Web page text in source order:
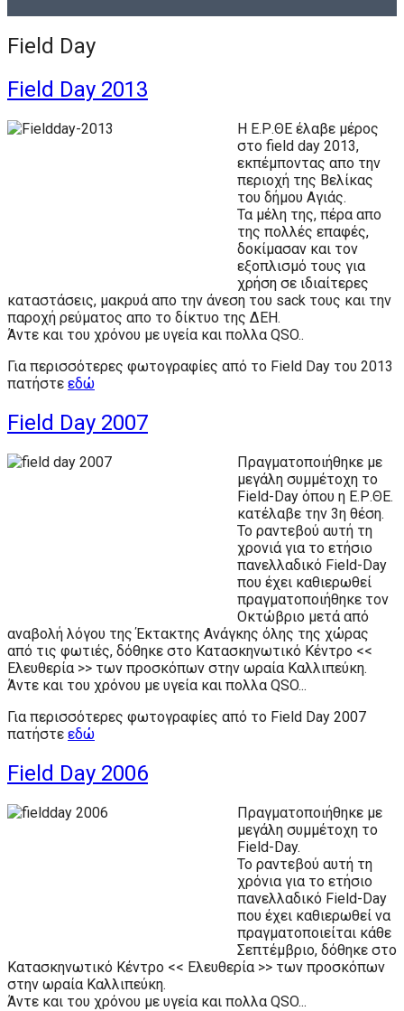
Field Day
Field Day 2013
Η Ε.Ρ.ΘΕ έλαβε μέρος
στο field day 2013,
εκπέμποντας απο την
περιοχή της Βελίκας
του δήμου Αγιάς.
Τα μέλη της, πέρα απο
της πολλές επαφές,
δοκίμασαν και τον
εξοπλισμό τους για
χρήση σε ιδιαίτερες
καταστάσεις, μακρυά απο την άνεση του sack τους και την
παροχή ρεύματος απο το δίκτυο της ΔΕΗ.
Άντε και του χρόνου με υγεία και πολλα QSO..
Για περισσότερες φωτογραφίες από το Field Day του 2013
πατήστε εδώ
Field Day 2007
Πραγματοποιήθηκε με
μεγάλη συμμέτοχη το
Field-Day όπου η Ε.Ρ.ΘΕ.
κατέλαβε την 3η θέση.
Το ραντεβού αυτή τη
χρονιά για το ετήσιο
πανελλαδικό Field-Day
που έχει καθιερωθεί
πραγματοποιήθηκε τον
Οκτώβριο μετά από
αναβολή λόγου της Έκτακτης Ανάγκης όλης της χώρας
από τις φωτιές, δόθηκε στο Κατασκηνωτικό Κέντρο <<
Ελευθερία >> των προσκόπων στην ωραία Καλλιπεύκη.
Άντε και του χρόνου με υγεία και πολλα QSO...
Για περισσότερες φωτογραφίες από το Field Day 2007
πατήστε εδώ
Field Day 2006
Πραγματοποιήθηκε με
μεγάλη συμμέτοχη το
Field-Day.
Το ραντεβού αυτή τη
χρόνια για το ετήσιο
πανελλαδικό Field-Day
που έχει καθιερωθεί να
πραγματοποιείται κάθε
Σεπτέμβριο, δόθηκε στο
Κατασκηνωτικό Κέντρο << Ελευθερία >> των προσκόπων
στην ωραία Καλλιπεύκη.
Άντε και του χρόνου με υγεία και πολλα QSO...